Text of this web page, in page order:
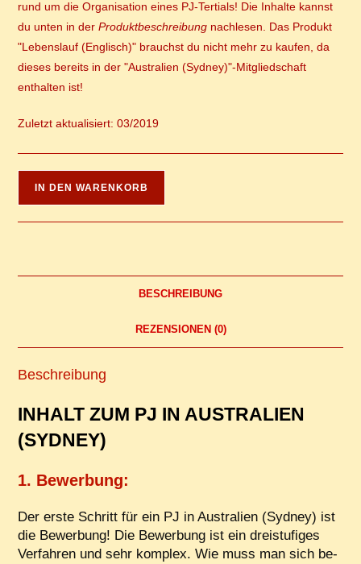
rund um die Organisation eines PJ-Tertials! Die Inhalte kannst
du unten in derProduktbeschreibung nachlesen. Das Produkt
"Lebenslauf (Englisch)" brauchst du nicht mehr zu kaufen, da
dieses bereits in der "Australien (Sydney)"-Mitgliedschaft
enthalten ist!
Zuletzt aktualisiert: 03/2019
in
Sydney
IN DEN WARENKORB
BESCHREIBUNG
REZENSIONEN (0)
Beschreibung
IN­HALT ZUM PJ IN AUS­TRA­LI­EN
(SYD­NEY)
1. Be­wer­bung:
Der ers­te Schritt für ein PJ in Aus­tra­li­en (Syd­ney) ist
die Be­wer­bung! Die Be­wer­bung ist ein drei­stu­fi­ges
Ver­fah­ren und sehr kom­plex. Wie muss man sich be­